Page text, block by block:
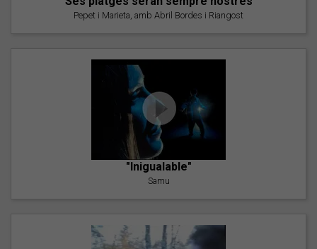
Pepet i Marieta, amb Abril Bordes i Riangost
"Inigualable"
Samu